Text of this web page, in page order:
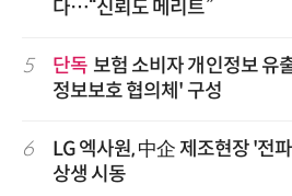
다…“신뢰도 메리트”
5 단독 보험 소비자 개인정보
정보보호 협의체' 구성
6
LG 엑사원, 中企 제조현장 '전
상생 시동